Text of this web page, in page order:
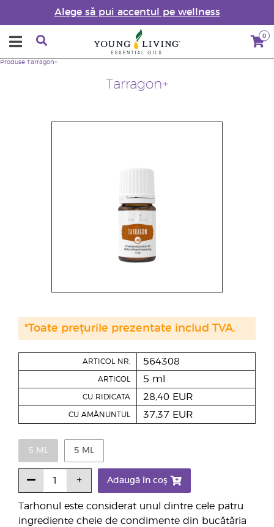
Alege să pui accentul pe wellness
0
Tarragon+
Produse Tarragon+
Tarhonul este considerat unul dintre cele patru
ingrediente cheie de condimente din bucătăria
ARTICOL NR. 564308
ARTICOL 5 ml
CU RIDICATA 28,40 EUR
CU AMĂNUNTUL 37,37 EUR
5 ML 5 ML
Adaugă în coș
*Toate prețurile prezentate includ TVA.